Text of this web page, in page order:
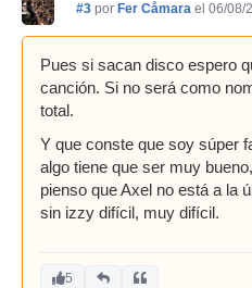
#3 por Fer Cåmara el 06/08/
Pues si sacan disco espero
canción. Si no será como
total.
Y que conste que soy súper
algo tiene que ser muy
pienso que Axel no está a la
sin izzy difícil, muy difícil.
5